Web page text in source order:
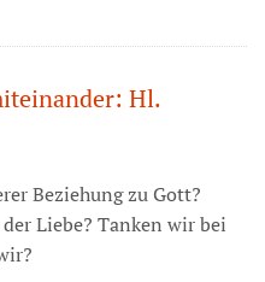
Hl.
Beziehung zu Gott?
Liebe? Tanken wir bei